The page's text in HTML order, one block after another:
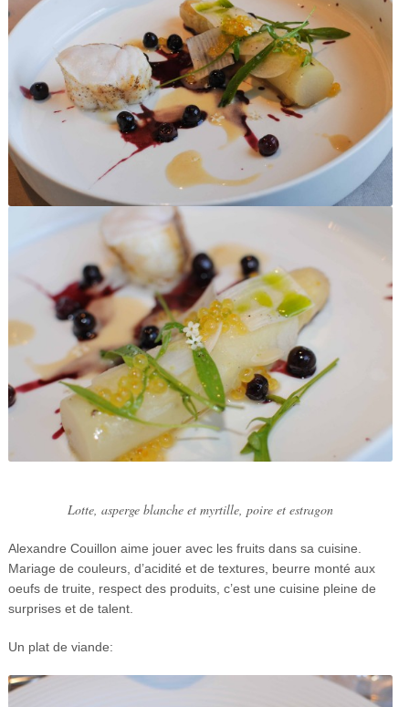
Lotte, asperge blanche et myrtille, poire et estragon
Alexandre Couillon aime jouer avec les fruits dans sa cuisine.
Mariage de couleurs, d’acidité et de textures, beurre monté aux
oeufs de truite, respect des produits, c’est une cuisine pleine de
surprises et de talent.
Un plat de viande: